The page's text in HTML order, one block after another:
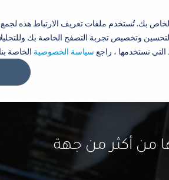
بك. تُستخدم ملفات تعريف الارتباط هذه
وتخصيص تجربة التصفح الخاصة بك
نستخدمها ، راجع سياسة الخصوصية الخاصة
حلول الأعمال
من أكثر من جهة